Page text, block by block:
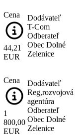
Cena
44,21
EUR
Dodávateľ
T-Com
Odberateľ
Obec Dolné
Zelenice
Cena
1
800,00
EUR
Dodávateľ
Reg,rozvojová
agentúra
Odberateľ
Obec Dolné
Zelenice